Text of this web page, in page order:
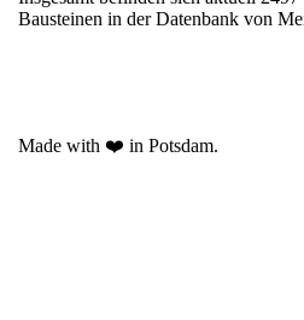
Bausteinen in der Datenbank von
Made with ❤️ in Potsdam.